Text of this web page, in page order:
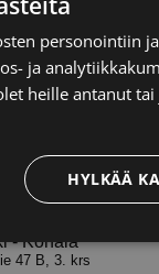
personointiin
ja
heille antanut
HYLKÄÄ
Kohdentavat